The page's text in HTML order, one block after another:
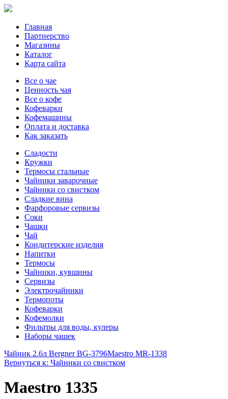
Главная
Партнерство
Магазины
Каталог
Карта сайта
Все о чае
Ценность чая
Все о кофе
Кофеварки
Кофемашины
Оплата и доставка
Как заказать
Сладости
Кружки
Термосы стальные
Чайники заварочные
Чайники со свистком
Сладкие вина
Фарфоровые сервизы
Соки
Чашки
Чай
Кондитерские изделия
Напитки
Термосы
Чайники, кувшины
Сервизы
Электрочайники
Термопоты
Кофеварки
Кофемолки
Фильтры для воды, кулеры
Наборы чашек
Чайник 2.6л Bergner BG-3796Maestro MR-1338
Вернуться к: Чайники со свистком
Maestro 1335